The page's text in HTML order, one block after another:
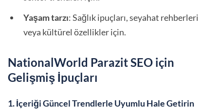
Yaşam tarzı: Sağlık ipuçları, seyahat rehberleri
veya kültürel özellikler için.
NationalWorld Parazit SEO için
Gelişmiş İpuçları
1. İçeriği Güncel Trendlerle Uyumlu Hale Getirin